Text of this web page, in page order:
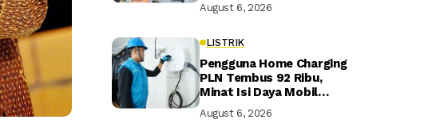
Terminal
August 6, 2026
LISTRIK
Pengguna Home Charging
PLN Tembus 92 Ribu,
Minat Isi Daya Mobil
Naik
August 6, 2026